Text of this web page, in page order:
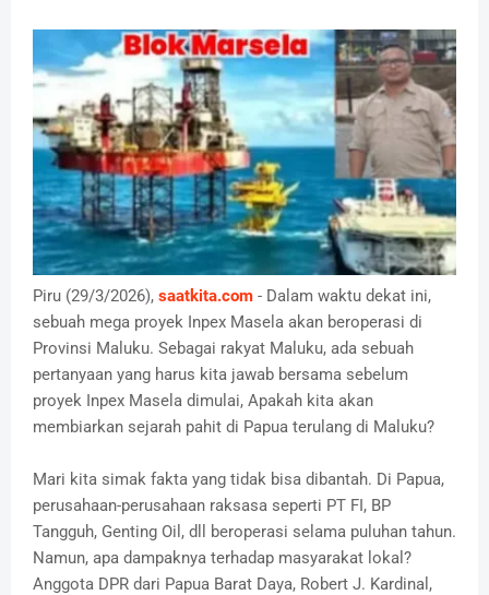
Piru (29/3/2026), saatkita.com - Dalam waktu dekat ini,
sebuah mega proyek Inpex Masela akan beroperasi di
Provinsi Maluku. Sebagai rakyat Maluku, ada sebuah
pertanyaan yang harus kita jawab bersama sebelum
proyek Inpex Masela dimulai, Apakah kita akan
membiarkan sejarah pahit di Papua terulang di Maluku?
Mari kita simak fakta yang tidak bisa dibantah. Di Papua,
perusahaan-perusahaan raksasa seperti PT FI, BP
Tangguh, Genting Oil, dll beroperasi selama puluhan tahun.
Namun, apa dampaknya terhadap masyarakat lokal?
Anggota DPR dari Papua Barat Daya, Robert J. Kardinal,